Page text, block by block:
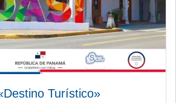
Turístico»